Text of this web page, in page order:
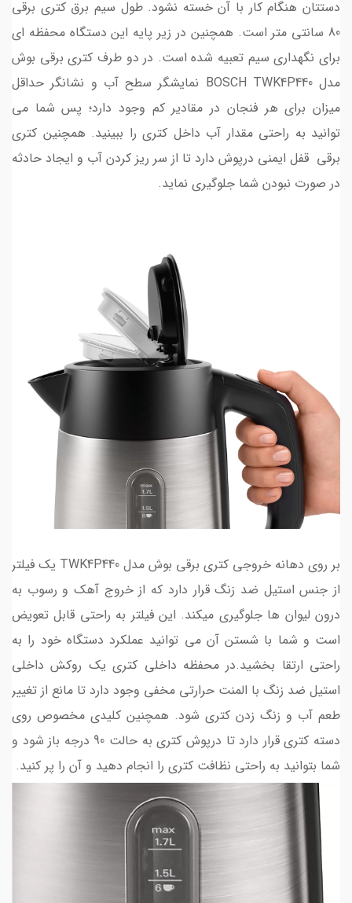
دستتان هنگام کار با آن خسته نشود. طول سیم برق کتری برقی
80 سانتی متر است. همچنین در زیر پایه این دستگاه محفظه ای
برای نگهداری سیم تعبیه شده است. در دو طرف کتری برقی بوش
مدل BOSCH TWK4P440 نمایشگر سطح آب و نشانگر حداقل
میزان برای هر فنجان در مقادیر کم وجود دارد؛ پس شما می
توانید به راحتی مقدار آب داخل کتری را ببینید. همچنین کتری
برقی قفل ایمنی درپوش دارد تا از سر ریز کردن آب و ایجاد حادثه
در صورت نبودن شما جلوگیری نماید.
بر روی دهانه خروجی کتری برقی بوش مدل TWK4P440 یک فیلتر
از جنس استیل ضد زنگ قرار دارد که از خروج آهک و رسوب به
درون لیوان­ ها جلوگیری می­کند. این فیلتر به راحتی قابل تعویض
است و شما با شستن آن می توانید عملکرد دستگاه خود را به
راحتی ارتقا بخشید.در محفظه داخلی کتری یک روکش داخلی
استیل ضد زنگ با المنت حرارتی مخفی وجود دارد تا مانع از تغییر
طعم آب و زنگ زدن کتری شود. همچنین کلیدی مخصوص روی
دسته کتری قرار دارد تا درپوش کتری به حالت 90 درجه باز شود و
شما بتوانید به راحتی نظافت کتری را انجام دهید و آن را پر کنید.